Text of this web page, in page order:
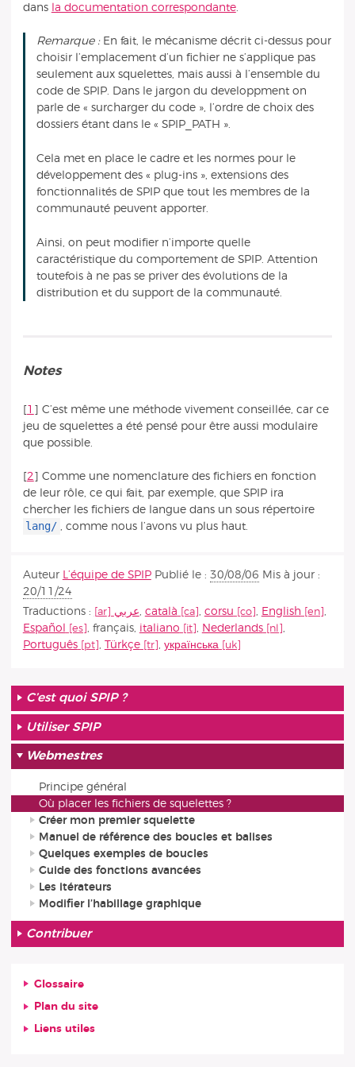
dans la documentation correspondante.
Remarque :En fait, le mécanisme décrit ci-dessus pour
choisir l’emplacement d’un fichier ne s’applique pas
seulement aux squelettes, mais aussi à l’ensemble du
code de SPIP. Dans le jargon du developpment on
parle de « surcharger du code », l’ordre de choix des
dossiers étant dans le « SPIP_PATH ».
Cela met en place le cadre et les normes pour le
développement des « plug-ins », extensions des
fonctionnalités de SPIP que tout les membres de la
communauté peuvent apporter.
Ainsi, on peut modifier n’importe quelle
caractéristique du comportement de SPIP. Attention
toutefois à ne pas se priver des évolutions de la
distribution et du support de la communauté.
Notes
[1 ] C’est même une méthode vivement conseillée, car ce
jeu de squelettes a été pensé pour être aussi modulaire
que possible.
[2] Comme une nomenclature des fichiers en fonction
de leur rôle, ce qui fait, par exemple, que SPIP ira
chercher les fichiers de langue dans un sous répertoire
lang/ , comme nous l’avons vu plus haut.
Auteur L’équipe de SPIP Publié le : 30/08/06 Mis à jour :
20/11/24
Traductions :
عربي, català , corsu , English
,
Español
, français, italiano , Nederlands
,
Português
, Türkçe , українська
C’est quoi SPIP ?
Utiliser SPIP
Webmestres
Principe général
Où placer les fichiers de squelettes ?
Créer mon premier squelette
Manuel de référence des boucles et balises
Quelques exemples de boucles
Guide des fonctions avancées
Les itérateurs
Modifier l’habillage graphique
Contribuer
Glossaire
Plan du site
Liens utiles